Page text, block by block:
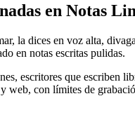
en Notas
la dices en voz alta,
en notas escritas pulidas.
escritores que escriben
web, con límites de